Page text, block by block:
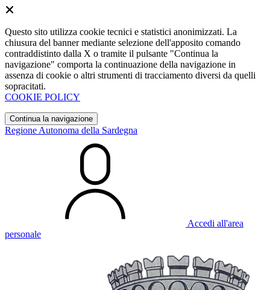
Questo sito utilizza cookie tecnici e statistici anonimizzati. La
chiusura del banner mediante selezione dell'apposito comando
contraddistinto dalla X o tramite il pulsante "Continua la
navigazione" comporta la continuazione della navigazione in
assenza di cookie o altri strumenti di tracciamento diversi da quelli
sopracitati.
COOKIE POLICY
Continua la navigazione
Regione Autonoma della Sardegna
Accedi all'area
personale